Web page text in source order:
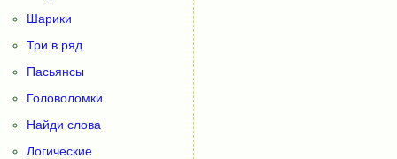
Шарики
Три в ряд
Пасьянсы
Головоломки
Найди слова
Логические